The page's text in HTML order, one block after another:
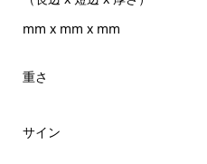
mm x mm x mm
重さ
サイン